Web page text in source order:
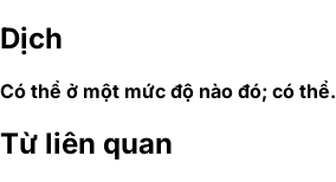
Dịch
Có thể ở một mức độ nào đó; có thể.
Từ liên quan